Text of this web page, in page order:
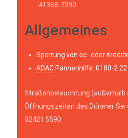
-41368-7090
Allgemeines
Sperrung von ec- oder
ADACPannenhilfe: 0180-2 22
Straßenbeleuchtung (außerhalb
Öffnungszeiten des Dürener
02421 5590